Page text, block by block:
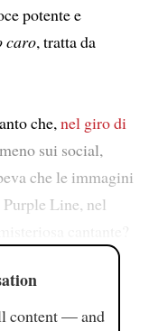
potente e
caro, tratta da
che,nel giro di
sui social,
che le immagini
Line, nel
content — and